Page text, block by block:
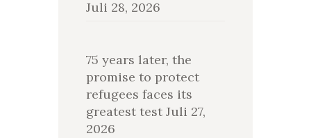
Juli 28, 2026
75 years later, the
promise to protect
refugees faces its
greatest test Juli 27,
2026